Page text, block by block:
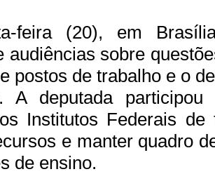
feira (20), em
audiências sobre
postos de trabalho e o
A deputada
Institutos Federais
e manter quadro
de ensino.